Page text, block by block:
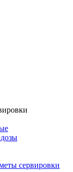
сервировки